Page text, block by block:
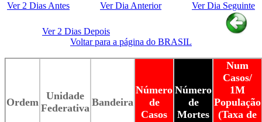
Ver 2 Dias Antes Ver Dia Anterior Ver Dia Seguinte
Ver 2 Dias Depois
Voltar para a página do BRASIL
Ordem
Unidade
Federativa Bandeira
Número
de
Casos
Número
de
Mortes
Num
Casos/
1M
População
(Taxa de